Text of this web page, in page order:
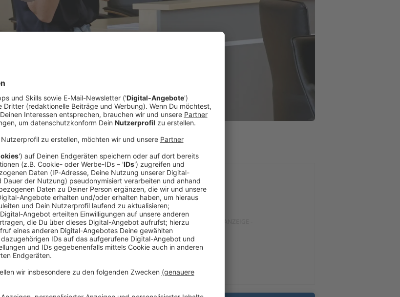
Fabian angeklagte Frau ist auch
einen Tag vor dem offiziellen Fund der
13. Oktober 2025 abends eine Nachricht
Upahl zu fahren. Sie seien dann mit
Jungen da halt liegen sehen», sagte der
Rostock.
den die Angeklagte laut Zeuge als
er solle den Leichnam
Fabian.» Eine emotionale Reaktion
gesagt, dass der Leichnam gebrannt
habe die Angeklagte gelacht, wobei
sich das dann oft bei ihr in Lachen